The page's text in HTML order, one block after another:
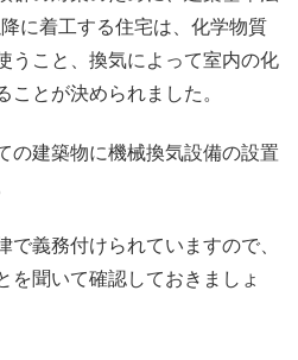
に着工する住宅は、化学物質
うこと、換気によって室内の化
とが決められました。
の建築物に機械換気設備の設置
義務付けられていますので、
を聞いて確認しておきましょ